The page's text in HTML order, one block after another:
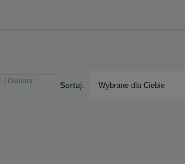
Okulary
Sortuj: Wybrane dla Ciebie